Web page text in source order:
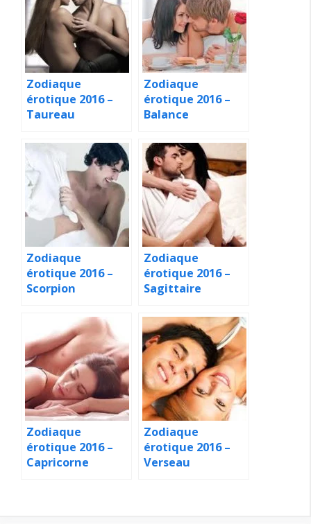
Zodiaque
érotique 2016 –
Taureau
Zodiaque
érotique 2016 –
Balance
Zodiaque
érotique 2016 –
Scorpion
Zodiaque
érotique 2016 –
Sagittaire
Zodiaque
érotique 2016 –
Capricorne
Zodiaque
érotique 2016 –
Verseau